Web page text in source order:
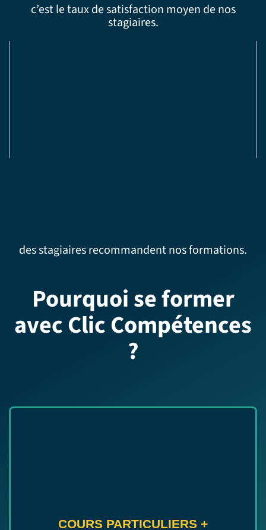
c’est le taux de satisfaction moyen de nos
stagiaires.
des stagiaires recommandent nos formations.
Pourquoi se former
avec Clic Compétences
?
COURS PARTICULIERS +